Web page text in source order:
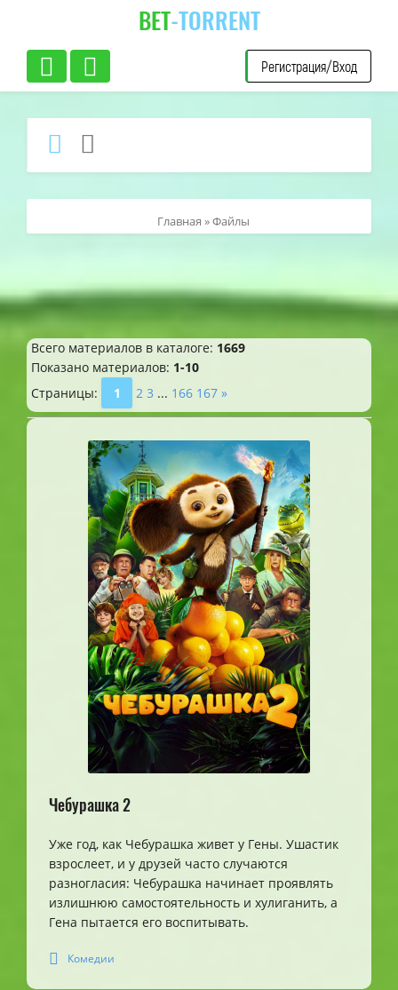
BET-TORRENT
Регистрация/Вход
Главная »Файлы
Всего материалов в каталоге: 1669
Показано материалов: 1-10
Страницы: 1 2 3 ... 166 167 »
Чебурашка 2
Уже год, как Чебурашка живет у Гены. Ушастик
взрослеет, и у друзей часто случаются
разногласия: Чебурашка начинает проявлять
излишнюю самостоятельность и хулиганить, а
Гена пытается его воспитывать.
Комедии